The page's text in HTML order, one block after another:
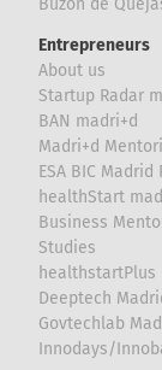
Entrepreneurs
About us
Startup Radar
BAN madri+d
Madri+d
ESA BIC Madrid
healthStart
Business
Studies
healthstartPlus
Deeptech
Govtechlab
Innodays/